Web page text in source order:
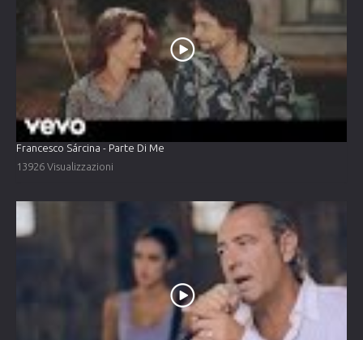
Francesco Sárcina - Parte Di Me
13926 Visualizzazioni